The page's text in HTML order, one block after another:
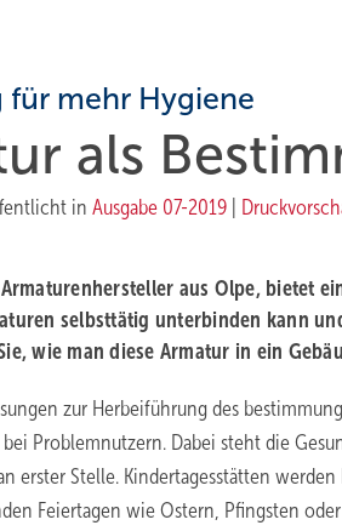
für mehr Hygiene
als
in Ausgabe 07-2019
aus Olpe, bietet
selbsttätig unterbinden kann
wie man diese Armatur in ein
zur Herbeiführung des
Problemnutzern. Dabei steht die
erster Stelle. Kindertagesstätten
Feiertagen wie Ostern, Pfingsten